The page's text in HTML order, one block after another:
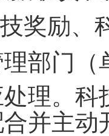
奖励、
部门（
理。
并主动